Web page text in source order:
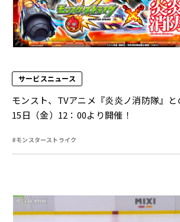
サービスニュース
モンスト、TVアニメ『炎炎ノ消防隊』
15日（金）12：00より開催！
#モンスターストライク